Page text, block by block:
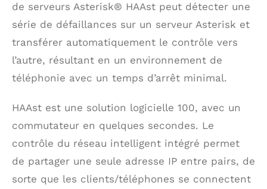
de serveurs Asterisk® HAAst peut détecter une
série de défaillances sur un serveur Asterisk et
transférer automatiquement le contrôle vers
l’autre, résultant en un environnement de
téléphonie avec un temps d’arrêt minimal.
HAAst est une solution logicielle 100, avec un
commutateur en quelques secondes. Le
contrôle du réseau intelligent intégré permet
de partager une seule adresse IP entre pairs, de
sorte que les clients/téléphones se connectent